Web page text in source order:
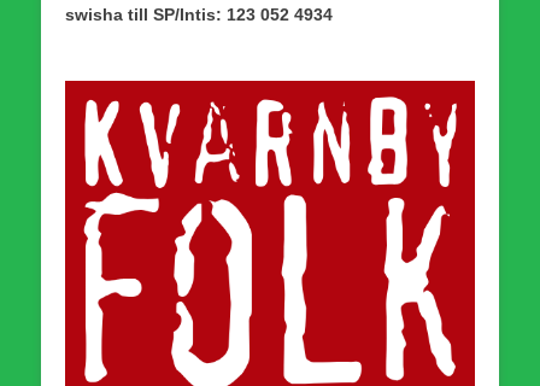
swisha till SP/Intis: 123 052 4934